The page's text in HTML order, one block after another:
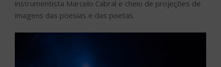
instrumentista Marcelo Cabral e cheio de projeções de
imagens das poesias e das poetas.